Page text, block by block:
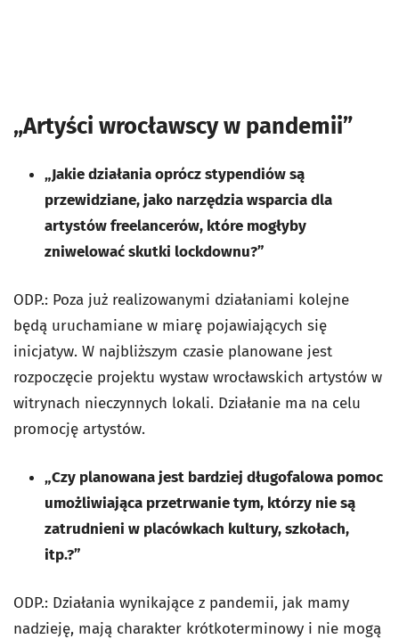
„Artyści wrocławscy w pandemii”
„Jakie działania oprócz stypendiów są
przewidziane, jako narzędzia wsparcia dla
artystów freelancerów, które mogłyby
zniwelować skutki lockdownu?”
ODP.: Poza już realizowanymi działaniami kolejne
będą uruchamiane w miarę pojawiających się
inicjatyw. W najbliższym czasie planowane jest
rozpoczęcie projektu wystaw wrocławskich artystów w
witrynach nieczynnych lokali. Działanie ma na celu
promocję artystów.
„Czy planowana jest bardziej długofalowa pomoc
umożliwiająca przetrwanie tym, którzy nie są
zatrudnieni w placówkach kultury, szkołach,
itp.?”
ODP.: Działania wynikające z pandemii, jak mamy
nadzieję, mają charakter krótkoterminowy i nie mogą